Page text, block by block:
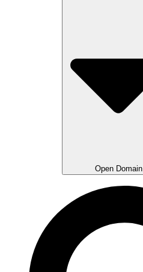
Open Domain